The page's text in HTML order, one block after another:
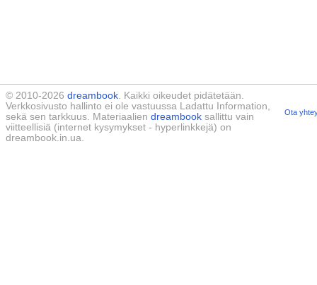
© 2010-2026 dreambook. Kaikki oikeudet pidätetään.
Verkkosivusto hallinto ei ole vastuussa Ladattu Information,
sekä sen tarkkuus. Materiaalien dreambook sallittu vain
viitteellisiä (internet kysymykset - hyperlinkkejä) on
dreambook.in.ua.
Ota